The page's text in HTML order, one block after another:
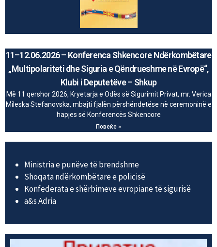
11–12.06.2026 – Konferenca Shkencore Ndërkombëtare
„Multipolariteti dhe Siguria e Qëndrueshme në Evropë“,
Klubi i Deputetëve – Shkup
Më 11 qershor 2026, Kryetarja e Odës së Sigurimit Privat, mr. Verica
Mileska Stefanovska, mbajti fjalën përshëndetëse në ceremoninë e
hapjes së Konferencës Shkencore
Повеќе »
Ministria e punëve të brendshme
Shoqata ndërkombëtare e policisë
Konfederata e shërbimeve evropiane të sigurisë
а&s Adria